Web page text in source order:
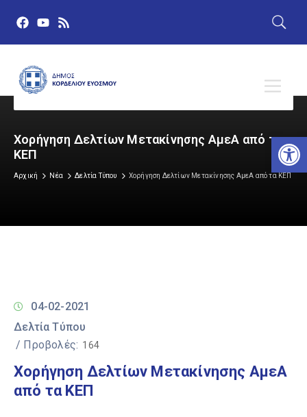
Χορήγηση Δελτίων Μετακίνησης ΑμεΑ από τα
ΚΕΠ
Αρχική Νέα Δελτία Τύπου Χορήγηση Δελτίων Μετακίνησης ΑμεΑ από τα ΚΕΠ
04-02-2021
Δελτία Τύπου
/ Προβολές: 164
Χορήγηση Δελτίων Μετακίνησης ΑμεΑ
από τα ΚΕΠ